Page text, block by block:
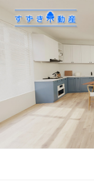
ン
ン
ツ
ッ
プ